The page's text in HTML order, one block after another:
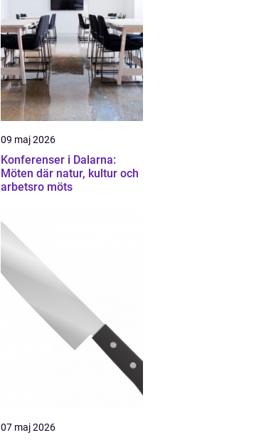
09 maj 2026
Konferenser i Dalarna:
Möten där natur, kultur och
arbetsro möts
07 maj 2026